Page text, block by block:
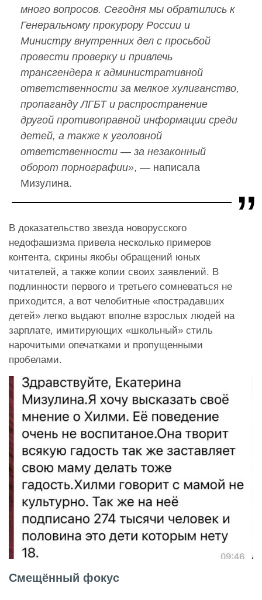
много вопросов. Сегодня мы обратились к
Генеральному прокурору России и
Министру внутренних дел с просьбой
провести проверку и привлечь
трансгендера к административной
ответственности за мелкое хулиганство,
пропаганду ЛГБТ и распространение
другой противоправной информации среди
детей, а также к уголовной
ответственности — за незаконный
оборот порнографии», — написала
Мизулина.
В доказательство звезда новорусского
недофашизма привела несколько примеров
контента, скрины якобы обращений юных
читателей, а также копии своих заявлений. В
подлинности первого и третьего сомневаться не
приходится, а вот челобитные «пострадавших
детей» легко выдают вполне взрослых людей на
зарплате, имитирующих «школьный» стиль
нарочитыми опечатками и пропущенными
пробелами.
Смещённый фокус